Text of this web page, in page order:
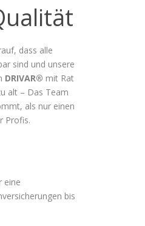
dass alle
sind und unsere
DRIVAR® mit Rat
alt – Das Team
als nur einen
Profis.
eine
bis